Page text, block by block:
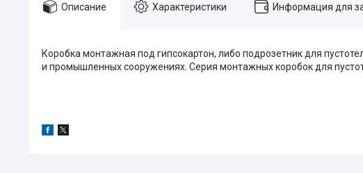
Описание Характеристики Информация для
Коробка монтажная под гипсокартон, либо подрозетник для
и промышленных сооружениях. Серия монтажных коробок для